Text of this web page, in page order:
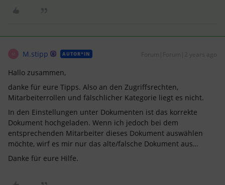
M M.stipp AUTOR*IN Forum|Forum|2 years ago
Hallo zusammen,
danke für eure Tipps. Also an den Zugriffsrechten,
Mitarbeiterrollen und fälschlicher Kategorie liegt es nicht.
In den Einstellungen unter Dokumenten ist das korrekte
Dokument hochgeladen. Wenn ich jedoch bei dem
entsprechenden Mitarbeiter dieses Dokument auswählen
möchte, wirf es mir nur das alte/falsche Dokument aus…
Danke für eure Hilfe.